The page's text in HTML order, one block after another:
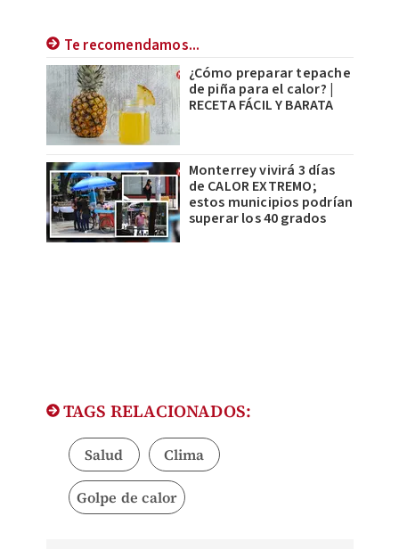
Te recomendamos...
¿Cómo preparar tepache
de piña para el calor? |
RECETA FÁCIL Y BARATA
Monterrey vivirá 3 días
de CALOR EXTREMO;
estos municipios podrían
superar los 40 grados
TAGS RELACIONADOS:
Salud Clima
Golpe de calor